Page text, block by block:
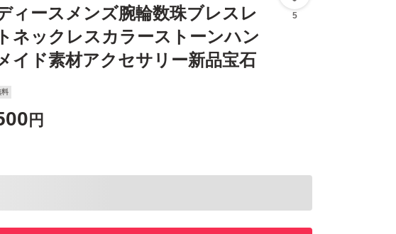
ィースメンズ腕輪数珠ブレスレ
ネックレスカラーストーンハン
イド素材アクセサリー新品宝石
5
料
円